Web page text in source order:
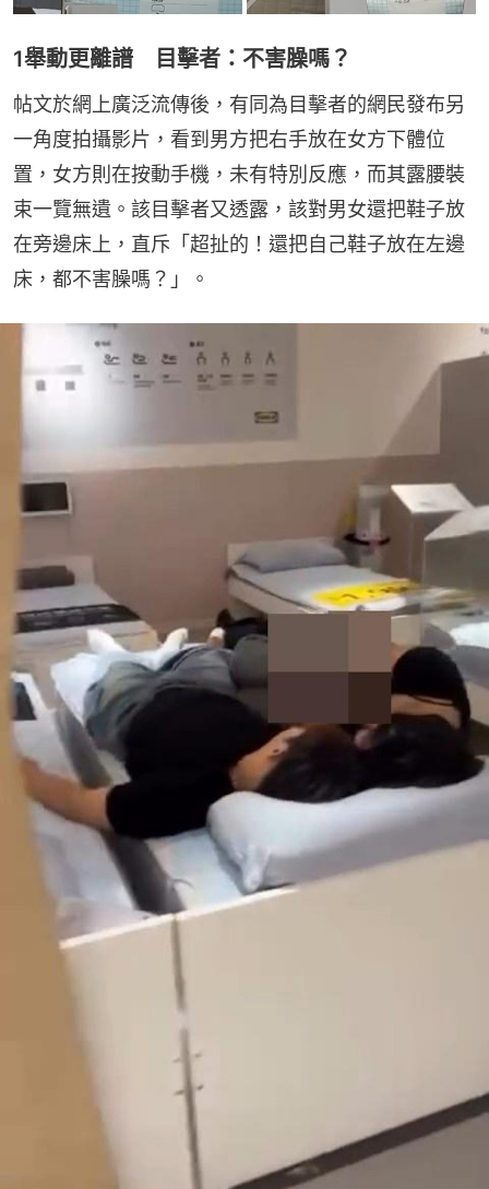
1舉動更離譜 目擊者：不害臊嗎？
帖文於網上廣泛流傳後，有同為目擊者的網民發布另
一角度拍攝影片，看到男方把右手放在女方下體位
置，女方則在按動手機，未有特別反應，而其露腰裝
束一覽無遺。該目擊者又透露，該對男女還把鞋子放
在旁邊床上，直斥「超扯的！還把自己鞋子放在左邊
床，都不害臊嗎？」。